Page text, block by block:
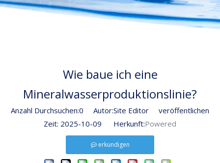
Wie baue ich eine
Mineralwasserproduktionslinie?
Anzahl Durchsuchen:0 Autor:Site Editor veröffentlichen
Zeit: 2025-10-09 Herkunft:Powered
erkundigen